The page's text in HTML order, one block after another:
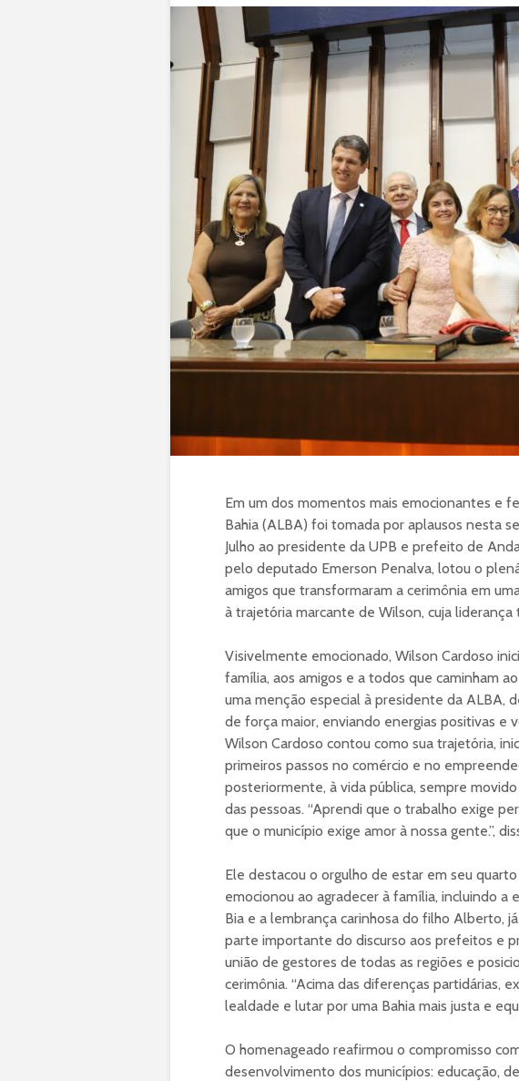
Em um dos momentos mais emocionantes e
Bahia (ALBA) foi tomada por aplausos nesta
Julho ao presidente da UPB e prefeito de
pelo deputado Emerson Penalva, lotou o
amigos que transformaram a cerimônia em
à trajetória marcante de Wilson, cuja
Visivelmente emocionado, Wilson Cardoso
família, aos amigos e a todos que caminham
uma menção especial à presidente da ALBA,
de força maior, enviando energias positivas e
Wilson Cardoso contou como sua trajetória,
primeiros passos no comércio e no
posteriormente, à vida pública, sempre
das pessoas. “Aprendi que o trabalho exige
que o município exige amor à nossa gente.”,
Ele destacou o orgulho de estar em seu
emocionou ao agradecer à família, incluindo a
Bia e a lembrança carinhosa do filho Alberto,
parte importante do discurso aos prefeitos e
união de gestores de todas as regiões e
cerimônia. “Acima das diferenças partidárias,
lealdade e lutar por uma Bahia mais justa e
O homenageado reafirmou o compromisso
desenvolvimento dos municípios: educação,